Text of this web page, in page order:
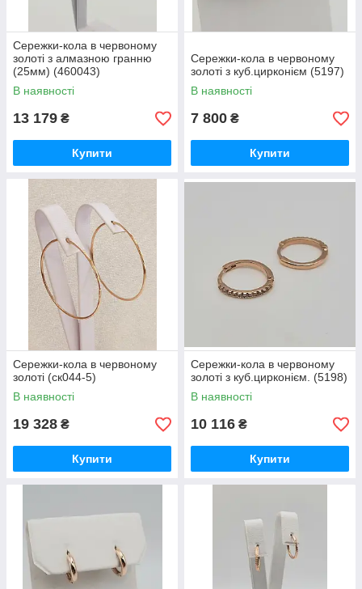
Сережки-кола в червоному
золоті з алмазною гранню
(25мм) (460043)
В наявності
13 179 ₴
Купити
Сережки-кола в червоному
золоті з куб.цирконієм (5197)
В наявності
7 800 ₴
Купити
Сережки-кола в червоному
золоті (ск044-5)
В наявності
19 328 ₴
Купити
Сережки-кола в червоному
золоті з куб.цирконієм. (5198)
В наявності
10 116 ₴
Купити